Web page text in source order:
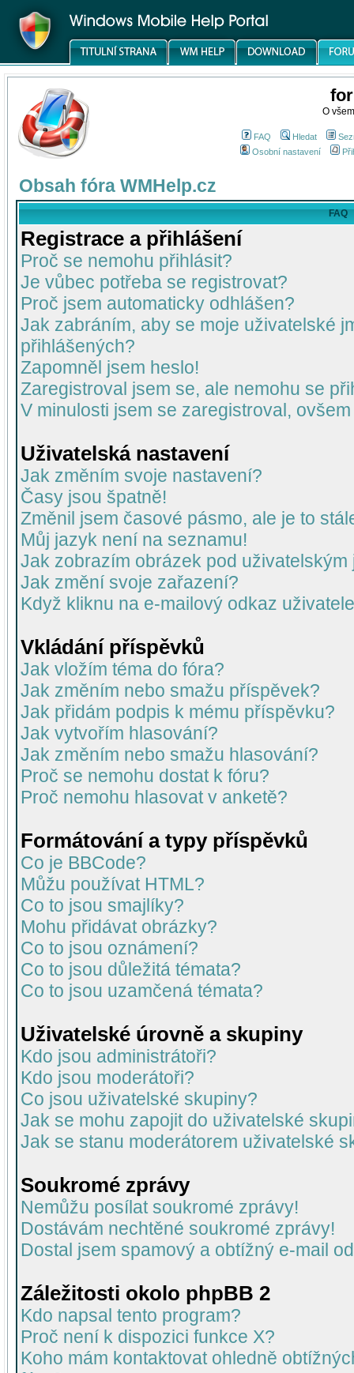
O
FAQ Hledat
Osobní nastavení
Obsah fóra WMHelp.cz
FAQ
Registrace a přihlášení
Proč se nemohu přihlásit?
Je vůbec potřeba se registrovat?
Proč jsem automaticky odhlášen?
Jak zabráním, aby se moje uživatelské
přihlášených?
Zapomněl jsem heslo!
Zaregistroval jsem se, ale nemohu se
V minulosti jsem se zaregistroval,
Uživatelská nastavení
Jak změním svoje nastavení?
Časy jsou špatně!
Změnil jsem časové pásmo, ale je to
Můj jazyk není na seznamu!
Jak zobrazím obrázek pod uživatelským
Jak změní svoje zařazení?
Když kliknu na e-mailový odkaz
Vkládání příspěvků
Jak vložím téma do fóra?
Jak změním nebo smažu příspěvek?
Jak přidám podpis k mému příspěvku?
Jak vytvořím hlasování?
Jak změním nebo smažu hlasování?
Proč se nemohu dostat k fóru?
Proč nemohu hlasovat v anketě?
Formátování a typy příspěvků
Co je BBCode?
Můžu používat HTML?
Co to jsou smajlíky?
Mohu přidávat obrázky?
Co to jsou oznámení?
Co to jsou důležitá témata?
Co to jsou uzamčená témata?
Uživatelské úrovně a skupiny
Kdo jsou administrátoři?
Kdo jsou moderátoři?
Co jsou uživatelské skupiny?
Jak se mohu zapojit do uživatelské
Jak se stanu moderátorem uživatelské
Soukromé zprávy
Nemůžu posílat soukromé zprávy!
Dostávám nechtěné soukromé zprávy!
Dostal jsem spamový a obtížný e-mail
Záležitosti okolo phpBB 2
Kdo napsal tento program?
Proč není k dispozici funkce X?
Koho mám kontaktovat ohledně